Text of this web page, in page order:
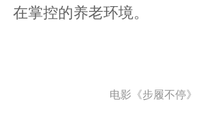
在掌控的养老环境。
电影《步履不停》